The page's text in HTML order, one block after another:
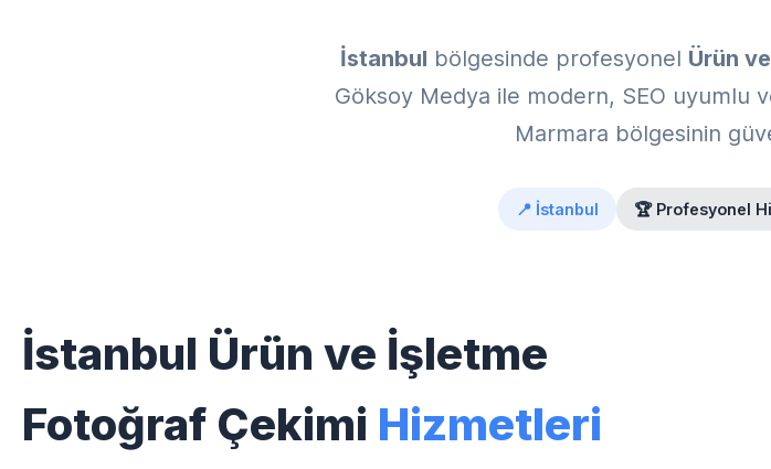
İstanbul bölgesinde profesyonel Ürün
Göksoy Medya ile modern, SEO uyumlu
Marmara bölgesinin
📍 İstanbul 🏆 Profesyonel
İstanbul Ürün ve İşletme
Fotoğraf Çekimi Hizmetleri